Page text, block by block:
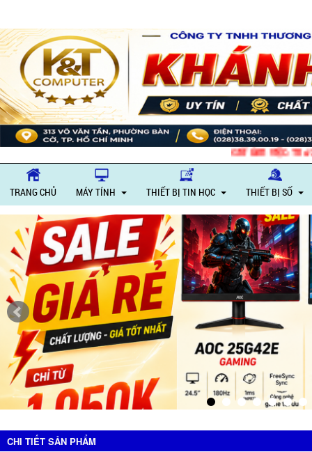
Giờ làm việc: Thứ
TRANG CHỦ MÁY TÍNH THIẾT BỊ TIN HỌC THIẾT BỊ SỐ
CHI TIẾT SẢN PHẨM